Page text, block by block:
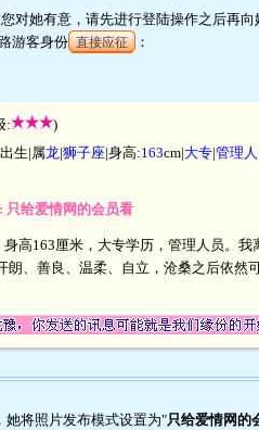
对她有意，请先进行登陆操作之后再
游客身份 直接应征 ：
:
)
生|属龙|狮子座|身高:163cm|大专|管理
只给爱情网的会员看
高163厘米，大专学历，管理人员。
朗、善良、温柔、自立，沧桑之后依
她将照片发布模式设置为"只给爱情网的